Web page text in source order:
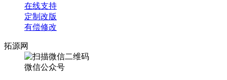
在线支持
定制改版
有偿修改
拓源网
微信公众号